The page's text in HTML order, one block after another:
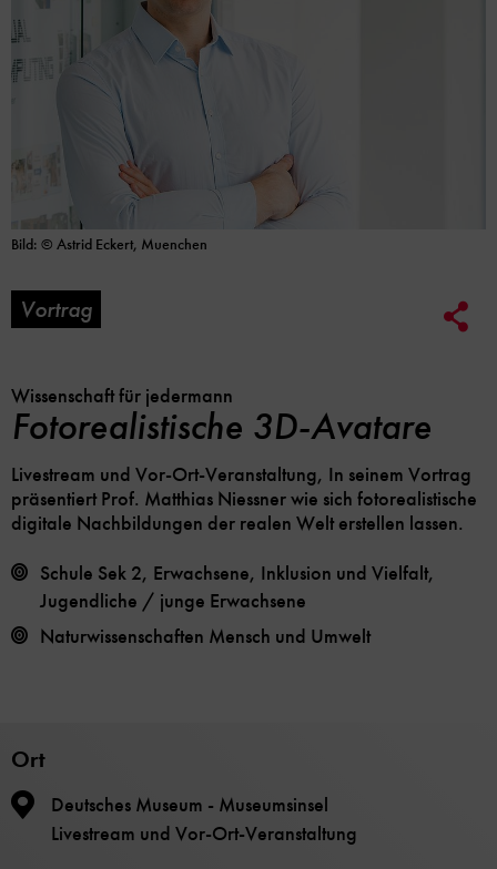
Bild: © Astrid Eckert, Muenchen
Vortrag
Wissenschaft für jedermann
Fotorealistische 3D-Avatare
Livestream und Vor-Ort-Veranstaltung, In seinem Vortrag
präsentiert Prof. Matthias Niessner wie sich fotorealistische
digitale Nachbildungen der realen Welt erstellen lassen.
Schule Sek 2, Erwachsene, Inklusion und Vielfalt,
Jugendliche / junge Erwachsene
Naturwissenschaften Mensch und Umwelt
Ort
Deutsches Museum - Museumsinsel
Livestream und Vor-Ort-Veranstaltung